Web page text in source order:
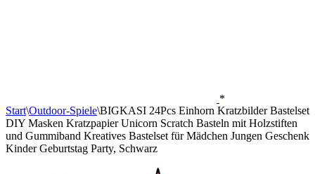
*
Start\Outdoor-Spiele\BIGKASI 24Pcs Einhorn Kratzbilder Bastelset
DIY Masken Kratzpapier Unicorn Scratch Basteln mit Holzstiften
und Gummiband Kreatives Bastelset für Mädchen Jungen Geschenk
Kinder Geburtstag Party, Schwarz